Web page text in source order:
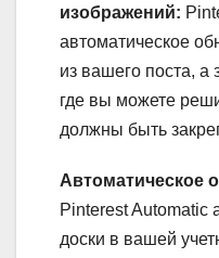
изображений:
автоматическое
из вашего поста, а
где вы можете
должны быть
Автоматическое
Pinterest Automatic
доски в вашей